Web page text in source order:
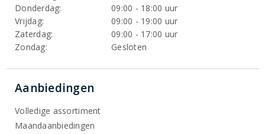
Donderdag:
09:00 - 18:00 uur
Vrijdag:
09:00 - 19:00 uur
Zaterdag:
09:00 - 17:00 uur
Zondag:
Gesloten
Aanbiedingen
Volledige assortiment
Maandaanbiedingen